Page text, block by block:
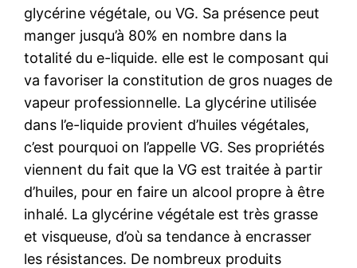
glycérine végétale, ou VG. Sa présence peut
manger jusqu’à 80% en nombre dans la
totalité du e-liquide. elle est le composant qui
va favoriser la constitution de gros nuages de
vapeur professionnelle. La glycérine utilisée
dans l’e-liquide provient d’huiles végétales,
c’est pourquoi on l’appelle VG. Ses propriétés
viennent du fait que la VG est traitée à partir
d’huiles, pour en faire un alcool propre à être
inhalé. La glycérine végétale est très grasse
et visqueuse, d’où sa tendance à encrasser
les résistances. De nombreux produits